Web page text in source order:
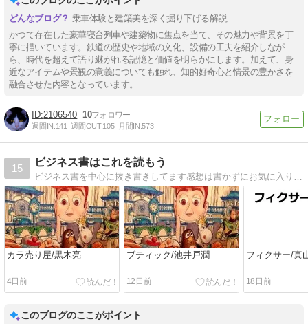
乗車体験と建築美を深く掘り下げる解説
かつて存在した豪華寝台列車や建築物に焦点を当て、その魅力や背景を丁
寧に描いています。鉄道の歴史や地域の文化、設備の工夫を紹介しなが
ら、時代を超えて語り継がれる記憶と価値を明らかにします。加えて、身
近なアイテムや景観の意義についても触れ、知的好奇心と情景の豊かさを
融合させた内容となっています。
2106540 10
週間IN:141 週間OUT:105 月間IN:573
15
ビジネス書はこれを読もう
カラ売り屋/黒木亮
4日前
ブティック/池井戸潤
12日前
フィクサー/真
18日前
このブログのここがポイント